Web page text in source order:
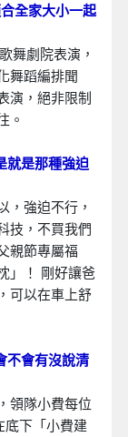
全家大小一起
舞劇院表演，
舞蹈編排聞
演，絕非限制
。
就是那種強迫
，強迫不行，
技，不買我們
親節專屬福
」！ 剛好讓爸
可以在車上舒
不會有沒說清
領隊小費每位
底下「小費建